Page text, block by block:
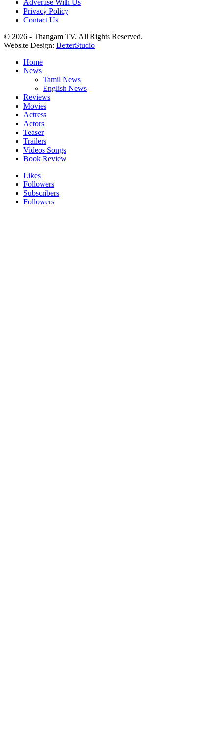
Advertise With Us
Privacy Policy
Contact Us
© 2026 - Thangam TV. All Rights Reserved.
Website Design: BetterStudio
Home
News
Tamil News
English News
Reviews
Movies
Actress
Actors
Teaser
Trailers
Videos Songs
Book Review
Likes
Followers
Subscribers
Followers